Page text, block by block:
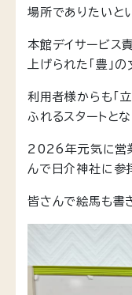
場所でありたいと
本館デイサービス
上げられた「豊」の
利用者様からも「
ふれるスタートとな
2026年元気に営
んで日介神社に参
皆さんで絵馬も書